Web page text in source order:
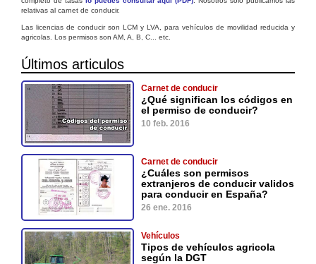
relativas al carnet de conducir.
Las licencias de conducir son LCM y LVA, para vehículos de movilidad reducida y
agricolas. Los permisos son AM, A, B, C... etc.
Últimos articulos
Carnet de conducir
¿Qué significan los códigos en
el permiso de conducir?
10 feb. 2016
Carnet de conducir
¿Cuáles son permisos
extranjeros de conducir validos
para conducir en España?
26 ene. 2016
Vehículos
Tipos de vehículos agricola
según la DGT